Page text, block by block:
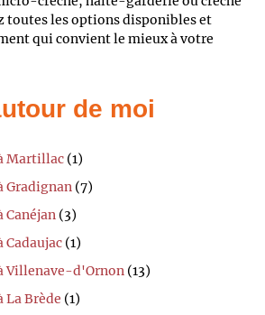
toutes les options disponibles et
qui convient le mieux à votre
de moi
Martillac (1)
Gradignan (7)
Canéjan (3)
Cadaujac (1)
Villenave-d'Ornon (13)
La Brède (1)